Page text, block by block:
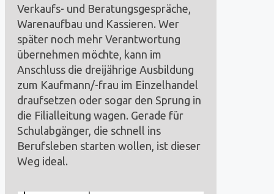
Verkaufs- und Beratungsgespräche,
Warenaufbau und Kassieren. Wer
später noch mehr Verantwortung
übernehmen möchte, kann im
Anschluss die dreijährige Ausbildung
zum Kaufmann/-frau im Einzelhandel
draufsetzen oder sogar den Sprung in
die Filialleitung wagen. Gerade für
Schulabgänger, die schnell ins
Berufsleben starten wollen, ist dieser
Weg ideal.